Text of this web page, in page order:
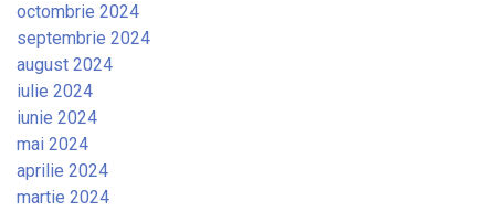
octombrie 2024
septembrie 2024
august 2024
iulie 2024
iunie 2024
mai 2024
aprilie 2024
martie 2024